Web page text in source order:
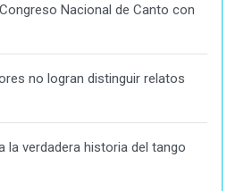
Nacional de Canto con
no logran distinguir relatos
la verdadera historia del tango